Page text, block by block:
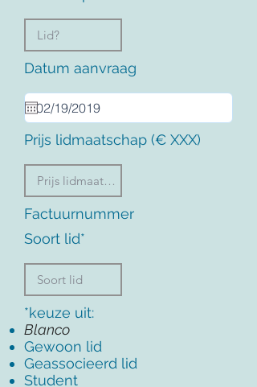
Datum aanvraag
Prijs lidmaatschap (€ XXX)
Factuurnummer
Soort lid*
*keuze uit:
Blanco
Gewoon lid
Geassocieerd lid
Student